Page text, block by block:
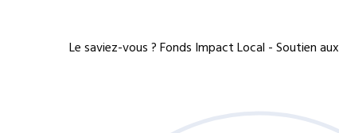
Le saviez-vous ?Fonds Impact Local - Soutien